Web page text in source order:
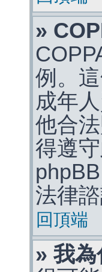
»
例。
成年
他合
得遵
法律
回頂端
» 我為